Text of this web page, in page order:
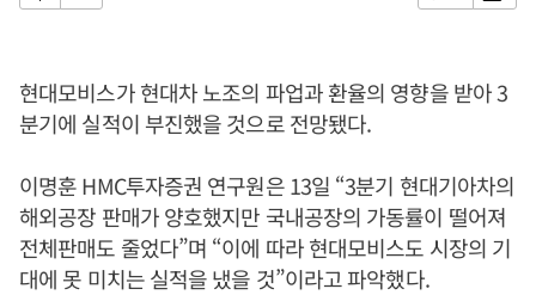
현대모비스가 현대차 노조의 파업과 환율의 영향을 받아 3
분기에 실적이 부진했을 것으로 전망됐다.
이명훈 HMC투자증권 연구원은 13일 “3분기 현대기아차의
해외공장 판매가 양호했지만 국내공장의 가동률이 떨어져
전체판매도 줄었다”며 “이에 따라 현대모비스도 시장의 기
대에 못 미치는 실적을 냈을 것”이라고 파악했다.